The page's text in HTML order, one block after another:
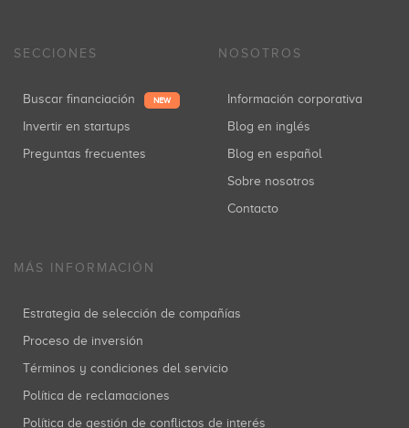
SECCIONES
Buscar financiación NEW
Invertir en startups
Preguntas frecuentes
NOSOTROS
Información corporativa
Blog en inglés
Blog en español
Sobre nosotros
Contacto
MÁS INFORMACIÓN
Estrategia de selección de compañías
Proceso de inversión
Términos y condiciones del servicio
Política de reclamaciones
Política de gestión de conflictos de interés